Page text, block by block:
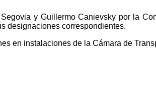
y Guillermo Canievsky por la
designaciones correspondientes.
en instalaciones de la Cámara de